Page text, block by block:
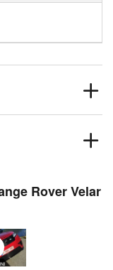
Rover Velar